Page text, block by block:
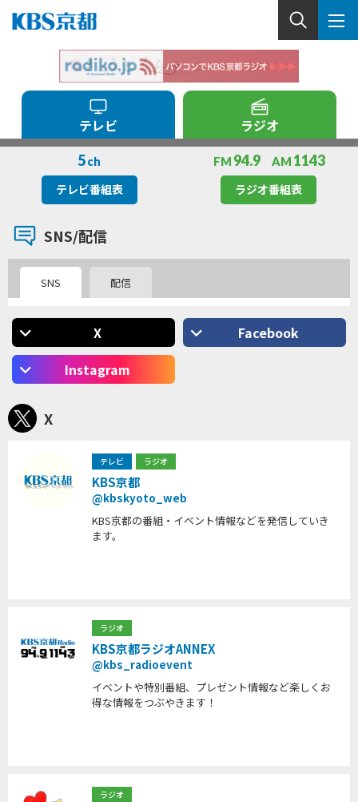
テレビ ラジオ
5 ch
テレビ番組表
FM 94.9 AM 1143
ラジオ番組表
SNS/配信
SNS 配信
X
Facebook
Instagram
X
テレビ ラジオ
KBS京都
@kbskyoto_web
KBS京都の番組・イベント情報などを発信していき
ます。
ラジオ
KBS京都ラジオANNEX
@kbs_radioevent
イベントや特別番組、プレゼント情報など楽しくお
得な情報をつぶやきます！
ラジオ